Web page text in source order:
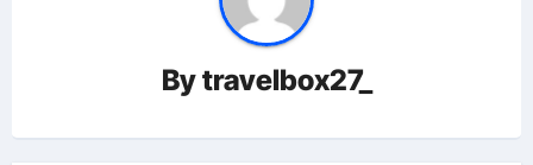
Bytravelbox27_